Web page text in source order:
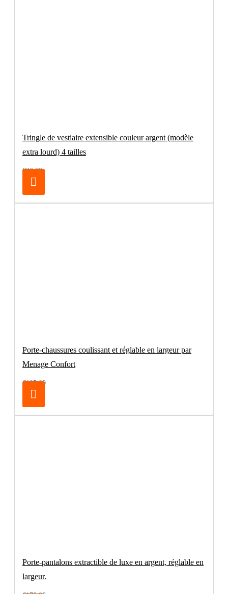
Tringle de vestiaire extensible couleur argent (modèle
extra lourd) 4 tailles
€32.70
Porte-chaussures coulissant et réglable en largeur par
Menage Confort
€105.00
Porte-pantalons extractible de luxe en argent, réglable en
largeur.